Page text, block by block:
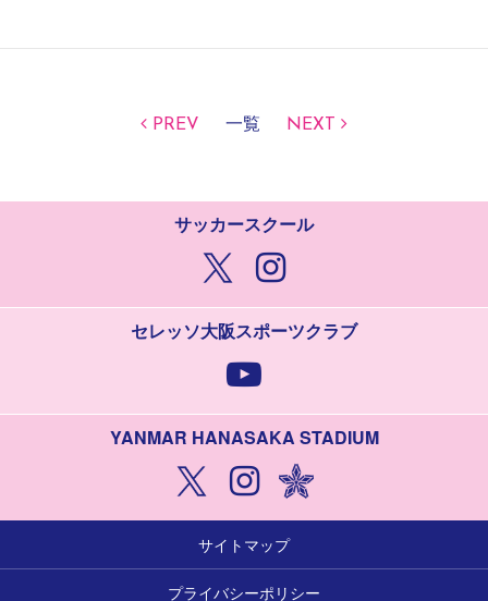
PREV 一覧 NEXT
サッカースクール
セレッソ大阪スポーツクラブ
YANMAR HANASAKA STADIUM
サイトマップ
プライバシーポリシー